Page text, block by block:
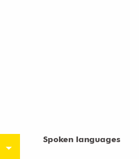
Spoken languages
Spoken languages